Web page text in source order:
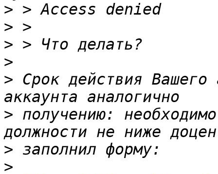
>
>
>
>
> Срок действия Вашего
> получению:
>
>